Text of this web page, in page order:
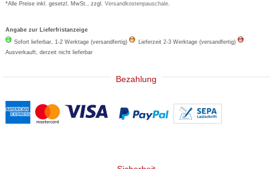
*Alle Preise inkl. gesetzl. MwSt., zzgl.Versandkostenpauschale.
Angabe zur Lieferfristanzeige
Sofort lieferbar, 1-2 Werktage (versandfertig)
Lieferzeit 2-3 Werktage (versandfertig)
Ausverkauft, derzeit nicht lieferbar
Bezahlung